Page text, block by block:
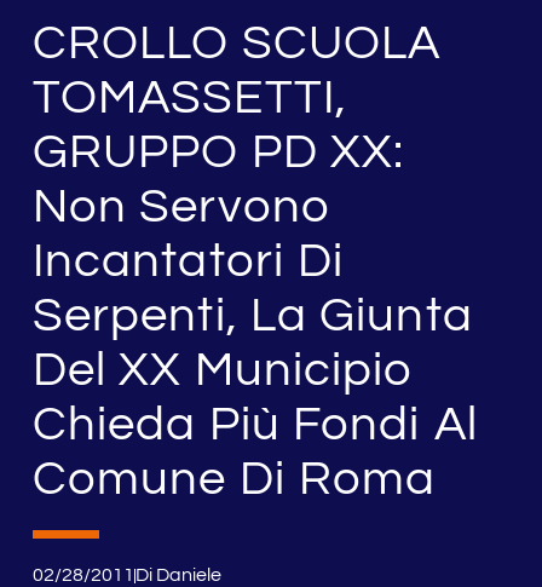
CROLLO SCUOLA
TOMASSETTI,
GRUPPO PD XX:
Non Servono
Incantatori Di
Serpenti, La Giunta
Del XX Municipio
Chieda Più Fondi Al
Comune Di Roma
02/28/2011 DiDaniele